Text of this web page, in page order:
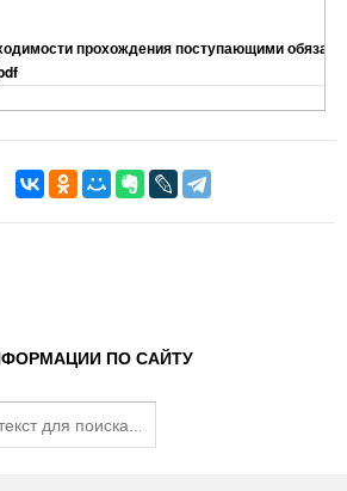
прохождения поступающими
ПО САЙТУ